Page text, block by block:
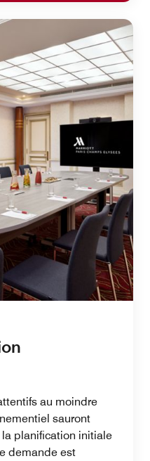
au moindre
sauront
planification initiale
demande est